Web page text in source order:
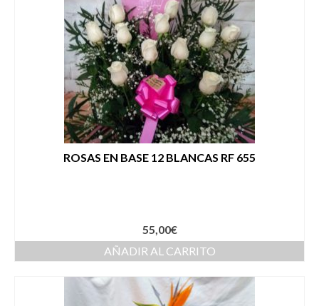
ROSAS EN BASE 12 BLANCAS RF 655
55,00€
AÑADIR AL CARRITO